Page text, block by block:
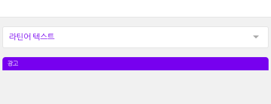
라틴어 텍스트
광고